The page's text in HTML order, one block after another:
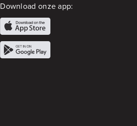
Download onze app: